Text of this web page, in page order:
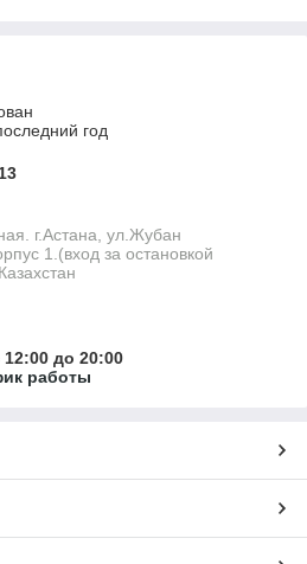
год
г.Астана, ул.Жубан
1.(вход за остановкой
12:00 до 20:00
работы